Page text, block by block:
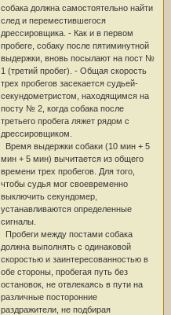
собака должна самостоятельно найти
след и переместившегося
дрессировщика. - Как и в первом
пробеге, собаку после пятиминутной
выдержки, вновь посылают на пост №
1 (третий пробег). - Общая скорость
трех пробегов засекается судьей-
секундометристом, находящимся на
посту № 2, когда собака после
третьего пробега ляжет рядом с
дрессировщиком.
Время выдержки собаки (10 мин + 5
мин + 5 мин) вычитается из общего
времени трех пробегов. Для того,
чтобы судья мог своевременно
выключить секундомер,
устанавливаются определенные
сигналы.
Пробеги между постами собака
должна выполнять с одинаковой
скоростью и заинтересованностью в
обе стороны, пробегая путь без
остановок, не отвлекаясь в пути на
различные посторонние
раздражители, не подбирая